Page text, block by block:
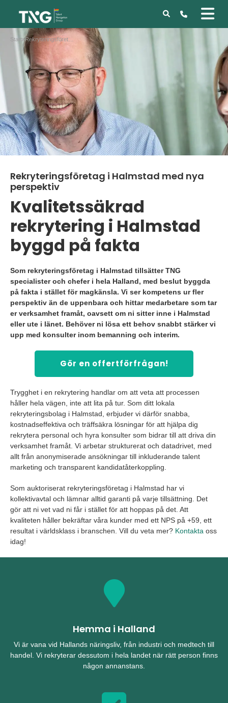
Start»
Rekryteringsföretag i Halmstad med nya
perspektiv
Kvalitetssäkrad
rekrytering i Halmstad
byggd på fakta
Som rekryteringsföretag i Halmstad tillsätter TNG
specialister och chefer i hela Halland, med beslut byggda
på fakta i stället för magkänsla. Vi ser kompetens ur fler
perspektiv än de uppenbara och hittar medarbetare som tar
er verksamhet framåt, oavsett om ni sitter inne i Halmstad
eller ute i länet. Behöver ni lösa ett behov snabbt stärker vi
upp med konsulter inom bemanning och interim.
Gör en offertförfrågan!
Trygghet i en rekrytering handlar om att veta att processen
håller hela vägen, inte att lita på tur. Som ditt lokala
rekryteringsbolag i Halmstad, erbjuder vi därför snabba,
kostnadseffektiva och träffsäkra lösningar för att hjälpa dig
rekrytera personal och hyra konsulter som bidrar till att driva din
verksamhet framåt. Vi arbetar strukturerat och datadrivet, med
allt från anonymiserade ansökningar till inkluderande talent
marketing och transparent kandidatåterkoppling.
Som auktoriserat rekryteringsföretag i Halmstad har vi
kollektivavtal och lämnar alltid garanti på varje tillsättning. Det
gör att ni vet vad ni får i stället för att hoppas på det. Att
kvaliteten håller bekräftar våra kunder med ett NPS på +59, ett
resultat i världsklass i branschen. Vill du veta mer? Kontakta oss
idag!
Hemma i Halland
Vi är vana vid Hallands näringsliv, från industri och medtech till
handel. Vi rekryterar dessutom i hela landet när rätt person finns
någon annanstans.